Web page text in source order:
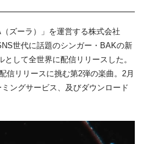
ズーラ）」を運営する株式会社
世代に話題のシンガー・BAKの新
して全世界に配信リリースした。
信リリースに挑む第2弾の楽曲。2月
ングサービス、及びダウンロード